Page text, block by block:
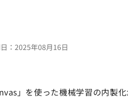
： 2025年08月16日
」を使った機械学習の内製